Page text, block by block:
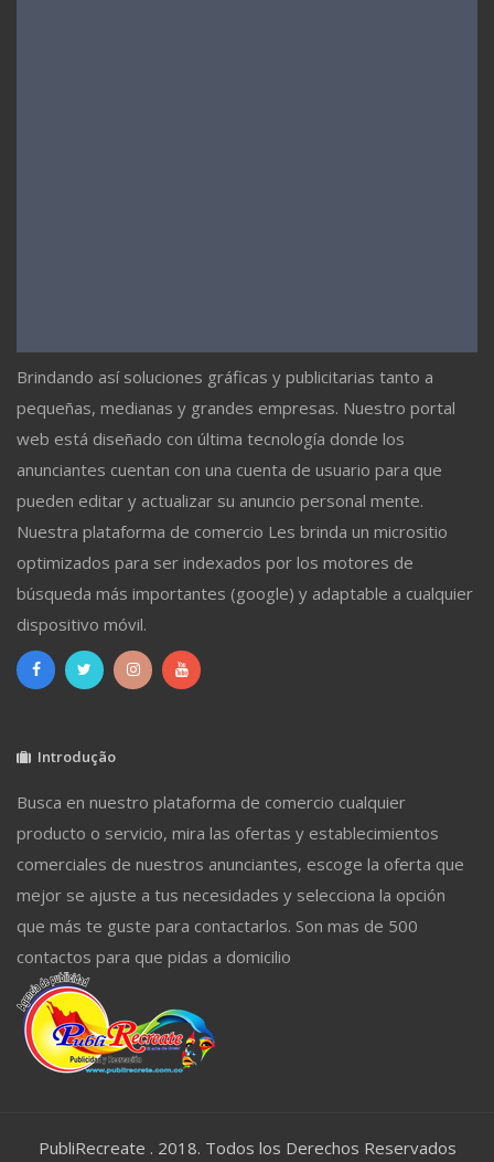
Brindando así soluciones gráficas y publicitarias tanto a
pequeñas, medianas y grandes empresas. Nuestro portal
web está diseñado con última tecnología donde los
anunciantes cuentan con una cuenta de usuario para que
pueden editar y actualizar su anuncio personal mente.
Nuestra plataforma de comercio Les brinda un micrositio
optimizados para ser indexados por los motores de
búsqueda más importantes (google) y adaptable a cualquier
dispositivo móvil.
Introdução
Busca en nuestro plataforma de comercio cualquier
producto o servicio, mira las ofertas y establecimientos
comerciales de nuestros anunciantes, escoge la oferta que
mejor se ajuste a tus necesidades y selecciona la opción
que más te guste para contactarlos. Son mas de 500
contactos para que pidas a domicilio
PubliRecreate . 2018. Todos los Derechos Reservados